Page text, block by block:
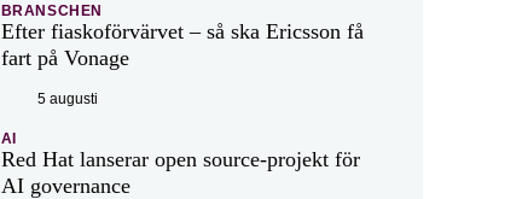
BRANSCHEN
Efter fiaskoförvärvet – så ska Ericsson få
fart på Vonage
5 augusti
AI
Red Hat lanserar open source-projekt för
AI governance